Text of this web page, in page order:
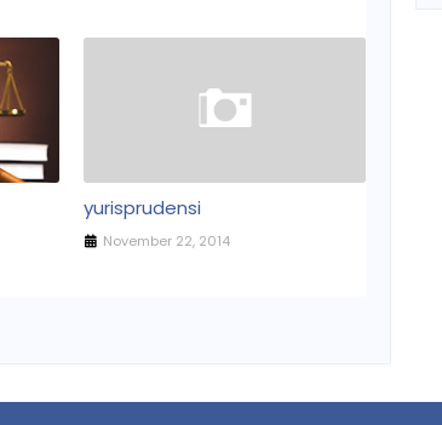
yurisprudensi
November 22, 2014